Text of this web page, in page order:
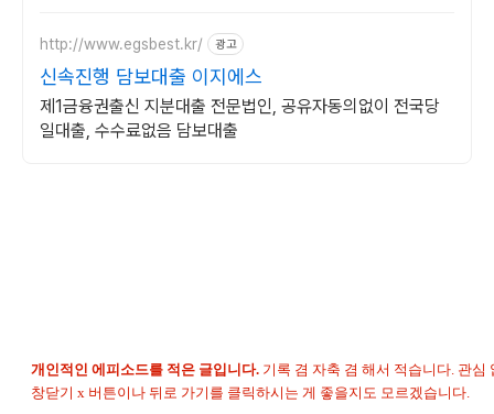
http://www.egsbest.kr/ 광고
신속진행 담보대출 이지에스
제1금융권출신 지분대출 전문법인, 공유자동의없이 전국당
일대출, 수수료없음 담보대출
개인적인 에피소드를 적은 글입니다. 기록 겸 자축 겸 해서 적습니다. 관심
창닫기 x 버튼이나 뒤로 가기를 클릭하시는 게 좋을지도 모르겠습니다.